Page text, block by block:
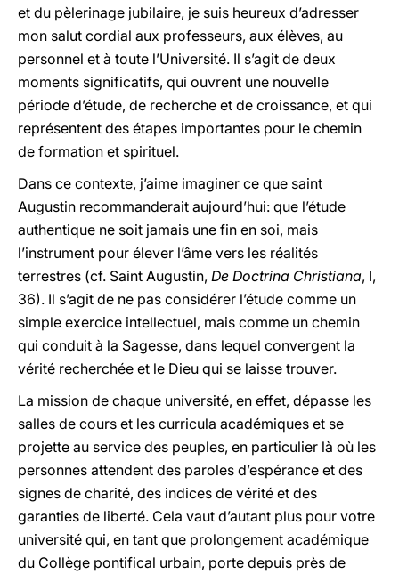
et du pèlerinage jubilaire, je suis heureux d’adresser
mon salut cordial aux professeurs, aux élèves, au
personnel et à toute l’Université. Il s’agit de deux
moments significatifs, qui ouvrent une nouvelle
période d’étude, de recherche et de croissance, et qui
représentent des étapes importantes pour le chemin
de formation et spirituel.
Dans ce contexte, j’aime imaginer ce que saint
Augustin recommanderait aujourd’hui: que l’étude
authentique ne soit jamais une fin en soi, mais
l’instrument pour élever l’âme vers les réalités
terrestres (cf. Saint Augustin, De Doctrina Christiana, I,
36). Il s’agit de ne pas considérer l’étude comme un
simple exercice intellectuel, mais comme un chemin
qui conduit à la Sagesse, dans lequel convergent la
vérité recherchée et le Dieu qui se laisse trouver.
La mission de chaque université, en effet, dépasse les
salles de cours et les curricula académiques et se
projette au service des peuples, en particulier là où les
personnes attendent des paroles d’espérance et des
signes de charité, des indices de vérité et des
garanties de liberté. Cela vaut d’autant plus pour votre
université qui, en tant que prolongement académique
du Collège pontifical urbain, porte depuis près de